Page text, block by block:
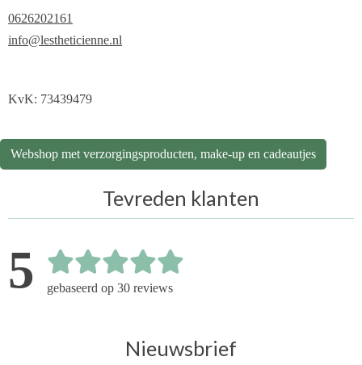
0626202161
info@lestheticienne.nl
KvK: 73439479
Webshop met verzorgingsproducten, make-up en cadeautjes
Tevreden klanten
5 gebaseerd op 30 reviews
Nieuwsbrief